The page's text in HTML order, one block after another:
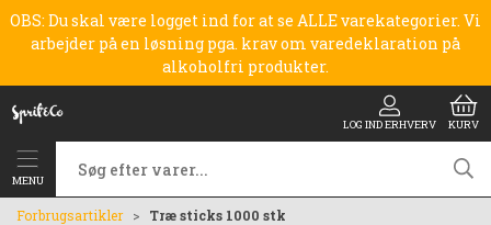
OBS: Du skal være logget ind for at se ALLE varekategorier. Vi
arbejder på en løsning pga. krav om varedeklaration på
alkoholfri produkter.
LOG IND ERHVERV KURV
MENU
Forbrugsartikler Træ sticks 1000 stk